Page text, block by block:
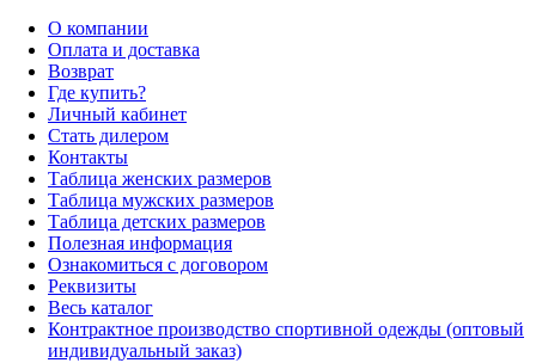
О компании
Оплата и доставка
Возврат
Где купить?
Личный кабинет
Стать дилером
Контакты
Таблица женских размеров
Таблица мужских размеров
Таблица детских размеров
Полезная информация
Ознакомиться с договором
Реквизиты
Весь каталог
Контрактное производство спортивной одежды (оптовый
индивидуальный заказ)